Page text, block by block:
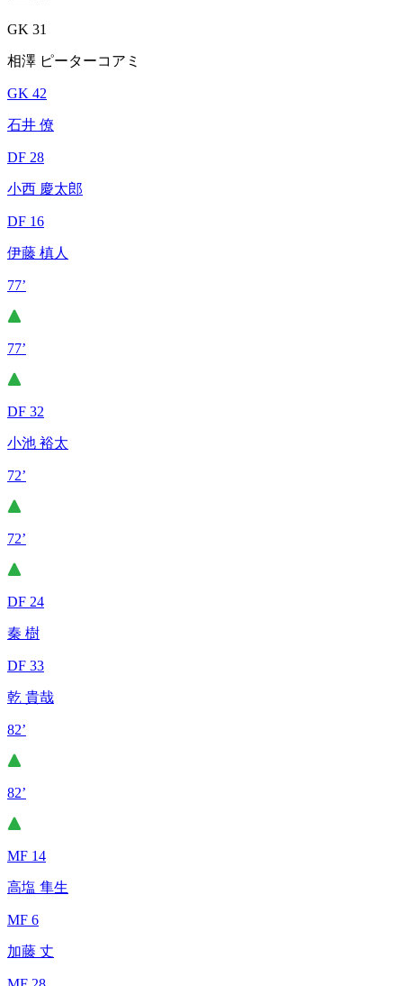
GK 31
相澤 ピーターコアミ
GK 42
石井 僚
DF 28
小西 慶太郎
DF 16
伊藤 槙人
77’
77’
DF 32
小池 裕太
72’
72’
DF 24
秦 樹
DF 33
乾 貴哉
82’
82’
MF 14
高塩 隼生
MF 6
加藤 丈